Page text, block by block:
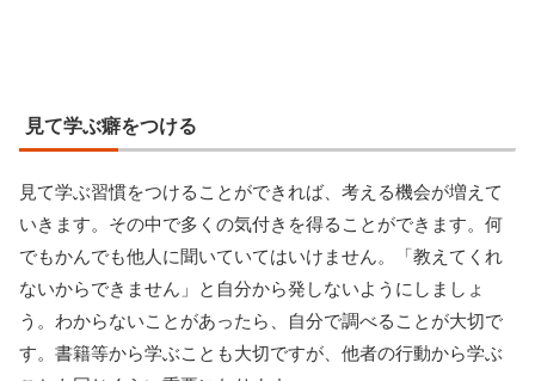
見て学ぶ癖をつける
見て学ぶ習慣をつけることができれば、考える機会が増えて
いきます。その中で多くの気付きを得ることができます。何
でもかんでも他人に聞いていてはいけません。「教えてくれ
ないからできません」と自分から発しないようにしましょ
う。わからないことがあったら、自分で調べることが大切で
す。書籍等から学ぶことも大切ですが、他者の行動から学ぶ